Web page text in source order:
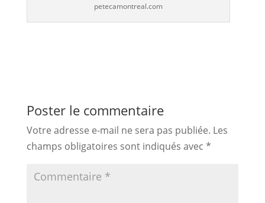
petecamontreal.com
Poster le commentaire
Votre adresse e-mail ne sera pas publiée. Les
champs obligatoires sont indiqués avec *